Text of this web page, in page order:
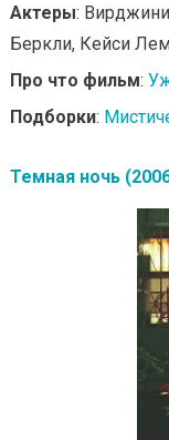
Актеры:
Беркли, Кейси
Про что фильм:
Подборки:
Темная ночь